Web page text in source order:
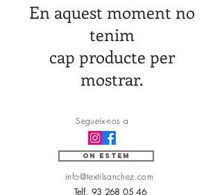
En aquest moment no
tenim
cap producte per
mostrar.
Segueix-nos a
ON ESTEM
info@textilsanchez.com
Telf. 93 268 05 46